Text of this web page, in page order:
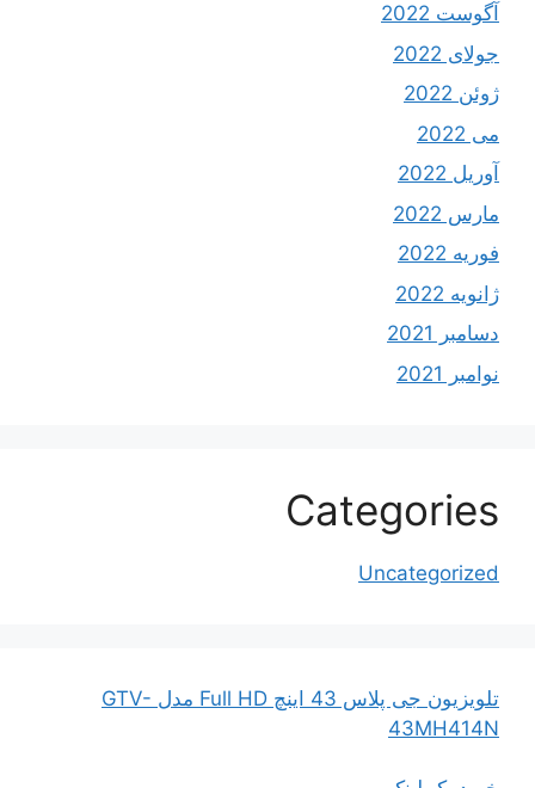
آگوست 2022
جولای 2022
ژوئن 2022
می 2022
آوریل 2022
مارس 2022
فوریه 2022
ژانویه 2022
دسامبر 2021
نوامبر 2021
Categories
Uncategorized
تلویزیون جی پلاس 43 اینچ Full HD مدل GTV-
43MH414N